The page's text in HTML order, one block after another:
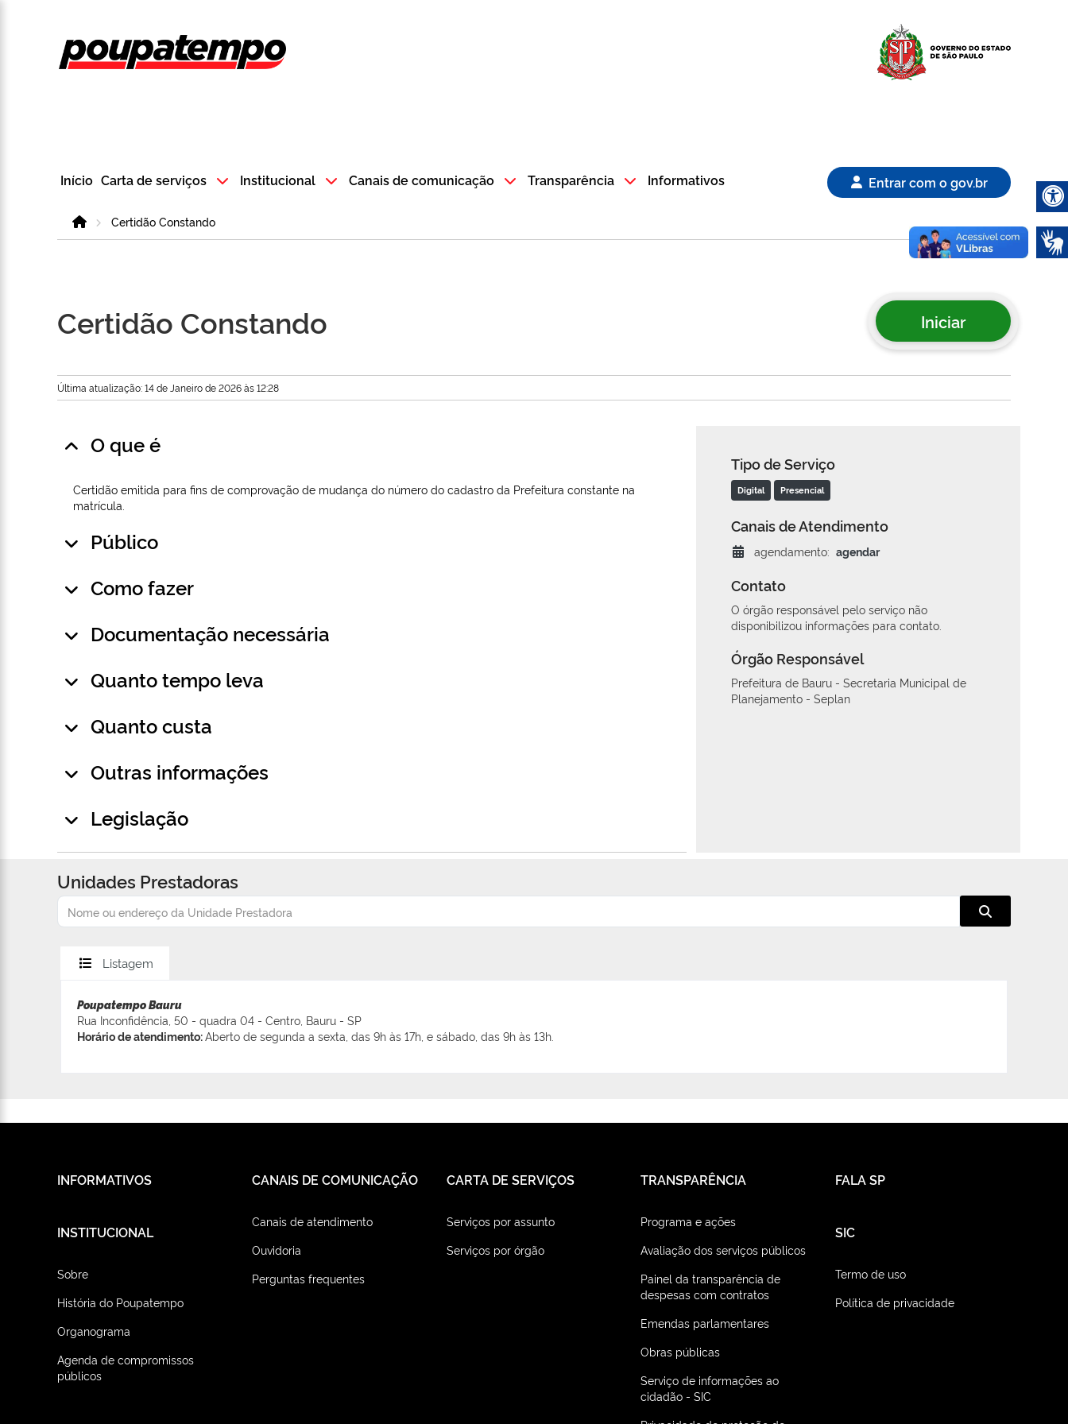
Logo do Poupatempo SP GOV BR direciona para a página inicial
Início Carta de serviços Institucional Canais de comunicação Transparência Informativos Entrar com o gov.br
HomeCertidão Constando
Certidão Constando Iniciar
Última atualização: 14 de Janeiro de 2026 às 12:28
O que é
Certidão emitida para fins de comprovação de mudança do número do cadastro da Prefeitura constante na
matrícula.
Público
Como fazer
Documentação necessária
Quanto tempo leva
Quanto custa
Outras informações
Legislação
Tipo de Serviço
Digital Presencial
Canais de Atendimento
agendamento: agendar
Contato
O órgão responsável pelo serviço não
disponibilizou informações para contato.
Órgão Responsável
Prefeitura de Bauru - Secretaria Municipal de
Planejamento - Seplan
Unidades Prestadoras
Listagem
Poupatempo Bauru
Rua Inconfidência, 50 - quadra 04 - Centro, Bauru - SP
Horário de atendimento:Aberto de segunda a sexta, das 9h às 17h, e sábado, das 9h às 13h.
INFORMATIVOS CANAIS DE COMUNICAÇÃO
Canais de atendimento
Ouvidoria
Perguntas frequentes
CARTA DE SERVIÇOS
Serviços por assunto
Serviços por órgão
TRANSPARÊNCIA
Programa e ações
Avaliação dos serviços públicos
Painel da transparência de
despesas com contratos
Emendas parlamentares
Obras públicas
Serviço de informações ao
cidadão - SIC
FALA SP
INSTITUCIONAL
Sobre
História do Poupatempo
Organograma
Agenda de compromissos
públicos
SIC
Termo de uso
Política de privacidade